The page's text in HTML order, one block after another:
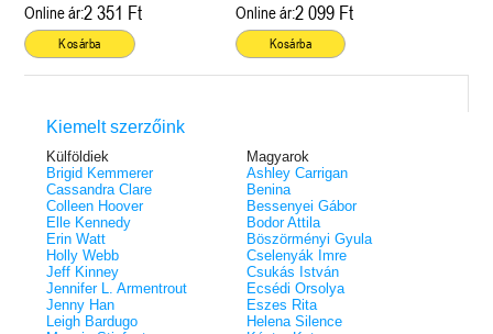
Online ár:2 351 Ft
Kosárba
Online ár:2 099 Ft
Kosárba
Kiemelt szerzőink
Külföldiek
Brigid Kemmerer
Cassandra Clare
Colleen Hoover
Elle Kennedy
Erin Watt
Holly Webb
Jeff Kinney
Jennifer L. Armentrout
Jenny Han
Leigh Bardugo
Magyarok
Ashley Carrigan
Benina
Bessenyei Gábor
Bodor Attila
Böszörményi Gyula
Cselenyák Imre
Csukás István
Ecsédi Orsolya
Eszes Rita
Helena Silence